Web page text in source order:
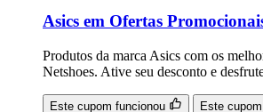
Asics em Ofertas
Produtos da marca Asics com os
Netshoes. Ative seu desconto e
Este cupom funcionou Este